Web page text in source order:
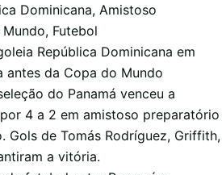
Dominicana, Amistoso
Futebol
República Dominicana em
antes da Copa do Mundo
do Panamá venceu a
4 a 2 em amistoso preparatório
Gols de Tomás Rodríguez, Griffith,
a vitória.